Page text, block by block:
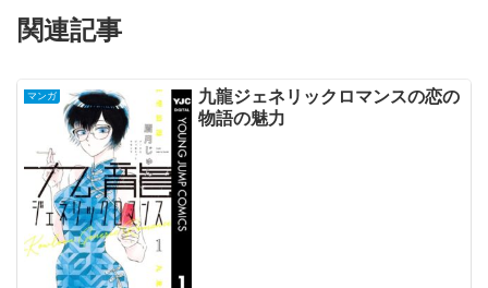
関連記事
マンガ
九龍ジェネリックロマンスの恋の
物語の魅力